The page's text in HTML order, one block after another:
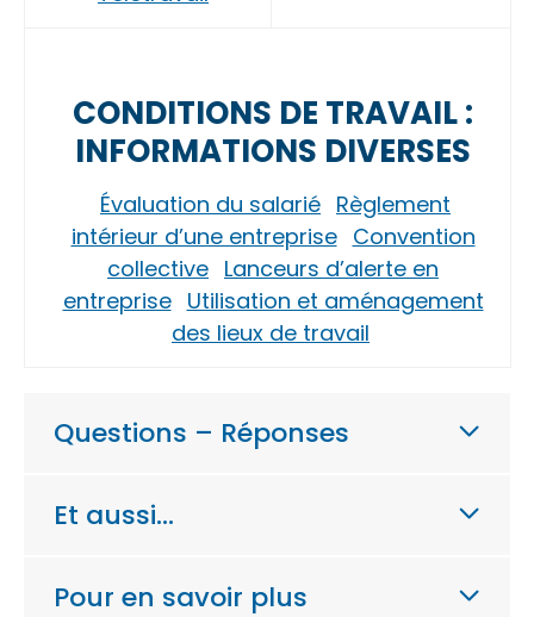
CONDITIONS DE TRAVAIL :
INFORMATIONS DIVERSES
Évaluation du salarié Règlement
intérieur d’une entreprise Convention
collective Lanceurs d’alerte en
entreprise Utilisation et aménagement
des lieux de travail
Questions – Réponses
Et aussi…
Pour en savoir plus